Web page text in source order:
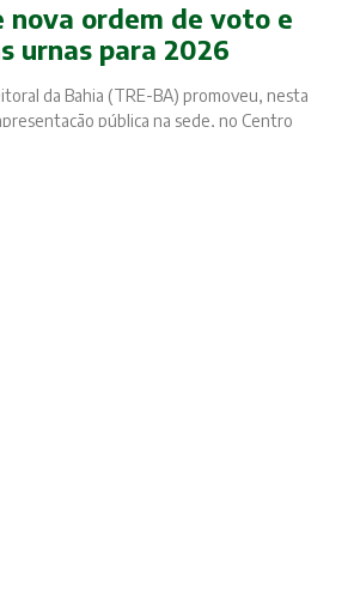
nova ordem de voto e
urnas para 2026
da Bahia (TRE-BA) promoveu, nesta
pública na sede, no Centro